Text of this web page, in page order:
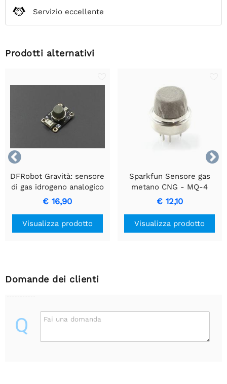
Servizio eccellente
Prodotti alternativi


DFRobot Gravità: sensore
di gas idrogeno analogico
(MQ8) per Arduino
€ 16,90
Visualizza prodotto
Sparkfun Sensore gas
metano CNG - MQ-4
€ 12,10
Visualizza prodotto
Domande dei clienti
Q Fai una domanda